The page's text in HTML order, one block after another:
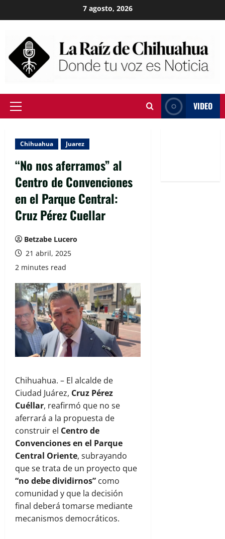
to
7 agosto, 2026
Primary
VIDEO
Chihuahua Juarez
“No nos aferramos” al
Centro de Convenciones
en el Parque Central:
Cruz Pérez Cuellar
Betzabe Lucero
21 abril, 2025
2 minutes read
Chihuahua. – El alcalde de
Ciudad Juárez, Cruz Pérez
Cuéllar, reafirmó que no se
aferrará a la propuesta de
construir el Centro de
Convenciones en el Parque
Central Oriente, subrayando
que se trata de un proyecto que
“no debe dividirnos” como
comunidad y que la decisión
final deberá tomarse mediante
mecanismos democráticos.